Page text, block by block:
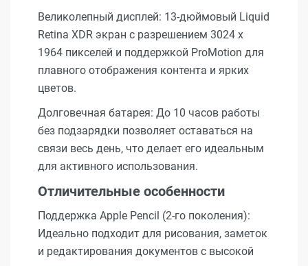
Великолепный дисплей: 13-дюймовый Liquid
Retina XDR экран с разрешением 3024 x
1964 пикселей и поддержкой ProMotion для
плавного отображения контента и ярких
цветов.
Долговечная батарея: До 10 часов работы
без подзарядки позволяет оставаться на
связи весь день, что делает его идеальным
для активного использования.
Отличительные особенности
Поддержка Apple Pencil (2-го поколения):
Идеально подходит для рисования, заметок
и редактирования документов с высокой